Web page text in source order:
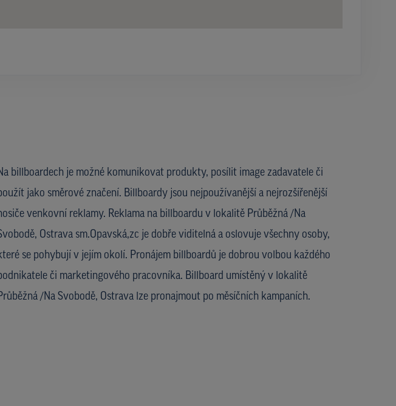
billboardech je možné komunikovat produkty, posílit image zadavatele či
jako směrové značení. Billboardy jsou nejpoužívanější a nejrozšířenější
venkovní reklamy. Reklama na billboardu v lokalitě Průběžná /Na
Ostrava sm.Opavská,zc je dobře viditelná a oslovuje všechny osoby,
se pohybují v jejím okolí. Pronájem billboardů je dobrou volbou každého
či marketingového pracovníka. Billboard umístěný v lokalitě
/Na Svobodě, Ostrava lze pronajmout po měsíčních kampaních.